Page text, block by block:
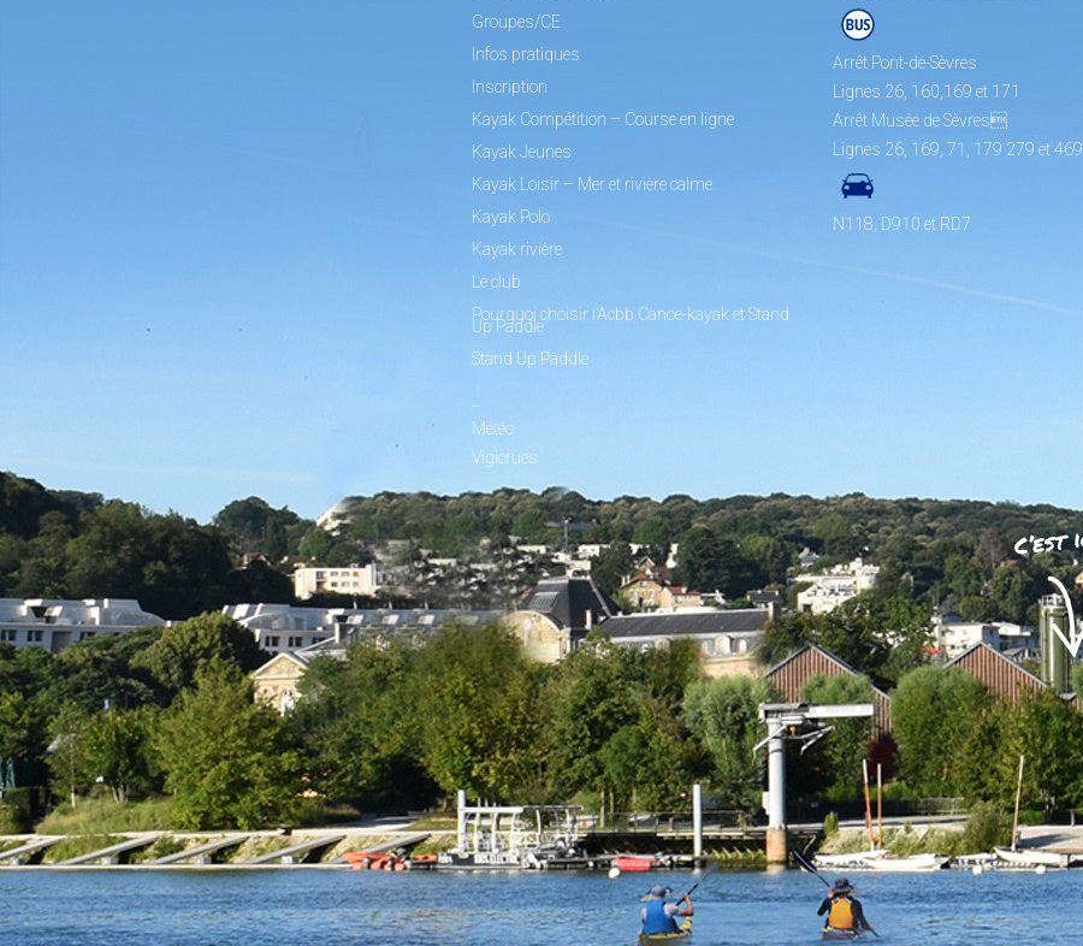
Groupes/CE
Infos pratiques
Inscription
Kayak Compétition – Course en ligne
Kayak Jeunes
Kayak Loisir – Mer et rivière calme
Kayak Polo
Kayak rivière
Le club
Pourquoi choisir l’Acbb Canoe-kayak et Stand
Up Paddle
Stand Up Paddle
Météo
Vigicrues
Arrêt Pont-de-Sèvres
Lignes 26, 160,169 et 171
Arrêt Musée de Sèvres
Lignes 26, 169, 71, 179 279 et 469
N118, D910 et RD7